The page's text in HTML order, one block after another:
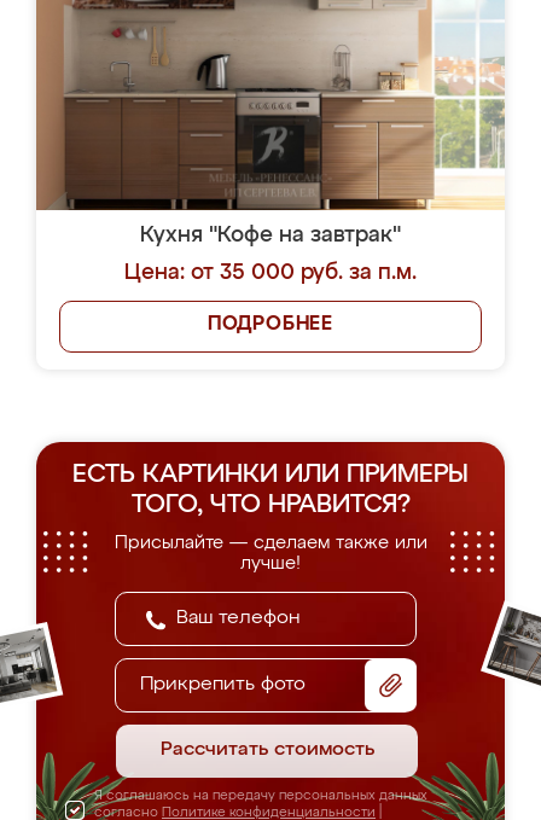
Кухня "Кофе на завтрак"
Цена: от 35 000 руб. за п.м.
ПОДРОБНЕЕ
ЕСТЬ КАРТИНКИ ИЛИ ПРИМЕРЫ
ТОГО, ЧТО НРАВИТСЯ?
Присылайте — сделаем также или
лучше!
Прикрепить фото
Рассчитать стоимость
Я соглашаюсь на передачу персональных данных
согласно Политике конфиденциальности